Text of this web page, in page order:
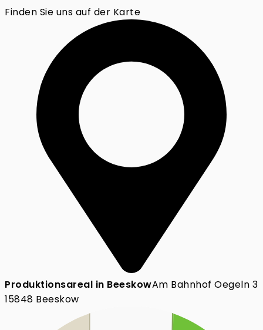
Finden Sie uns auf der Karte
Produktionsareal in BeeskowAm Bahnhof Oegeln 3
15848 Beeskow